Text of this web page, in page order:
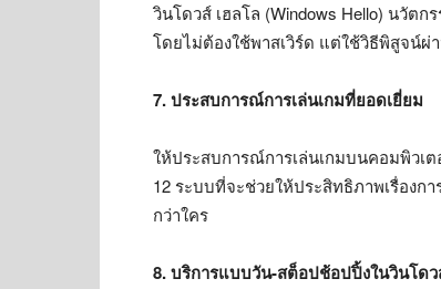
วินโดวส์ เฮลโล (Windows Hello) นวัต
โดยไม่ต้องใช้พาสเวิร์ด แต่ใช้วิธีพิสูจน์ผ่
7. ประสบการณ์การเล่นเกมที่ยอดเยี่ยม
ให้ประสบการณ์การเล่นเกมบนคอมพิวเ
12 ระบบที่จะช่วยให้ประสิทธิภาพเรื่องก
กว่าใคร
8. บริการแบบวัน-สต็อปช้อปปิ้งในวินโด